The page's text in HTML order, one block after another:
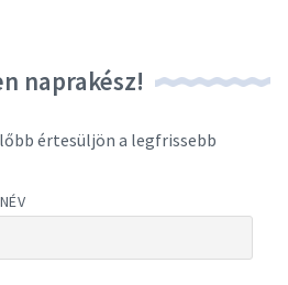
naprakész!
értesüljön a legfrissebb